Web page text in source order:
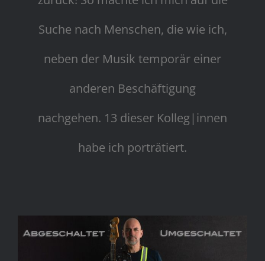
Suche nach Menschen, die wie ich,
neben der Musik temporär einer
anderen Beschäftigung
nachgehen. 13 dieser Kolleg|innen
habe ich porträtiert.